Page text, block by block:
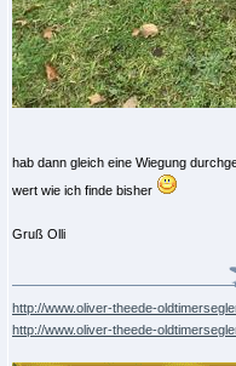
hab dann gleich eine Wiegung
wert wie ich finde bisher
Gruß Olli
http://www.oliver-theede-
http://www.oliver-theede-